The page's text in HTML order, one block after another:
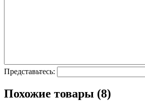
Представьтесь:
Похожие товары (8)